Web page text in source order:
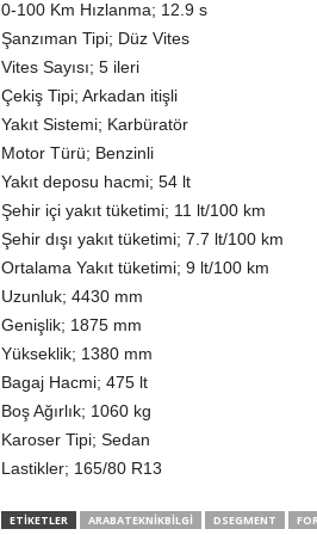
0-100 Km Hızlanma; 12.9 s
Şanzıman Tipi; Düz Vites
Vites Sayısı; 5 ileri
Çekiş Tipi; Arkadan itişli
Yakıt Sistemi; Karbüratör
Motor Türü; Benzinli
Yakıt deposu hacmi; 54 lt
Şehir içi yakıt tüketimi; 11 lt/100 km
Şehir dışı yakıt tüketimi; 7.7 lt/100 km
Ortalama Yakıt tüketimi; 9 lt/100 km
Uzunluk; 4430 mm
Genişlik; 1875 mm
Yükseklik; 1380 mm
Bagaj Hacmi; 475 lt
Boş Ağırlık; 1060 kg
Karoser Tipi; Sedan
Lastikler; 165/80 R13
ETIKETLER ARABATEKNIKBILGI DSEGMENT